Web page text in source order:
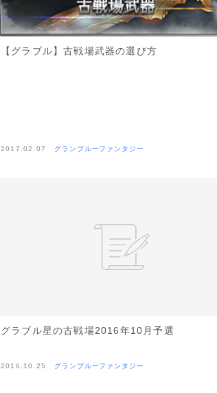
【グラブル】古戦場武器の選び方
2017.02.07 グランブルーファンタジー
グラブル星の古戦場2016年10月予選
2016.10.25 グランブルーファンタジー